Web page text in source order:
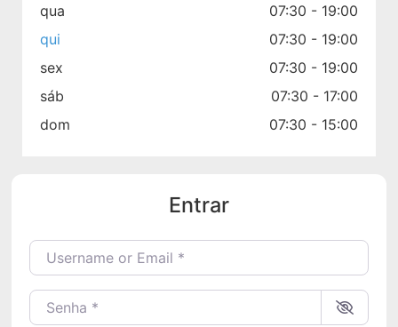
qua
07:30 - 19:00
qui
07:30 - 19:00
sex
07:30 - 19:00
sáb
07:30 - 17:00
dom
07:30 - 15:00
Entrar
Username or Email*
Senha*